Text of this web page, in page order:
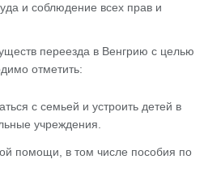
и соблюдение всех прав и
переезда в Венгрию с целью
отметить:
с семьей и устроить детей в
учреждения.
помощи, в том числе пособия по